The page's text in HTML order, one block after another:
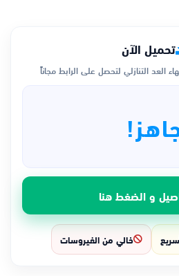
تحميل الآن
العد التنازلي لتحصل على الرابط مجاناً
و الضغط هنا
سريع خالي من الفيروسات